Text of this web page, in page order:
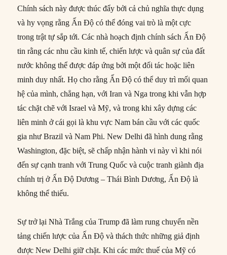
Chính sách này được thúc đẩy bởi cả chủ nghĩa thực dụng
và hy vọng rằng Ấn Độ có thể đóng vai trò là một cực
trong trật tự sắp tới. Các nhà hoạch định chính sách Ấn Độ
tin rằng các nhu cầu kinh tế, chiến lược và quân sự của đất
nước không thể được đáp ứng bởi một đối tác hoặc liên
minh duy nhất. Họ cho rằng Ấn Độ có thể duy trì mối quan
hệ của mình, chẳng hạn, với Iran và Nga trong khi vẫn hợp
tác chặt chẽ với Israel và Mỹ, và trong khi xây dựng các
liên minh ở cái gọi là khu vực Nam bán cầu với các quốc
gia như Brazil và Nam Phi. New Delhi đã hình dung rằng
Washington, đặc biệt, sẽ chấp nhận hành vi này vì khi nói
đến sự cạnh tranh với Trung Quốc và cuộc tranh giành địa
chính trị ở Ấn Độ Dương – Thái Bình Dương, Ấn Độ là
không thể thiếu.
Sự trở lại Nhà Trắng của Trump đã làm rung chuyển nền
tảng chiến lược của Ấn Độ và thách thức những giả định
được New Delhi giữ chặt. Khi các mức thuế của Mỹ có